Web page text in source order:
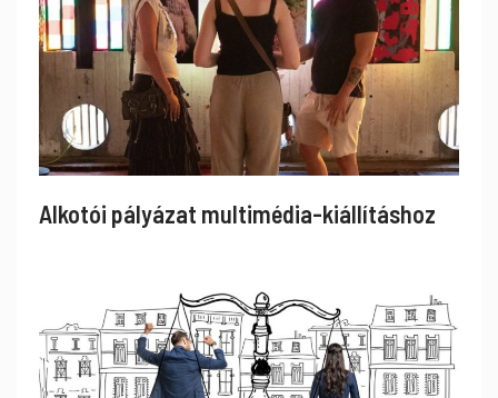
Alkotói pályázat multimédia-kiállításhoz